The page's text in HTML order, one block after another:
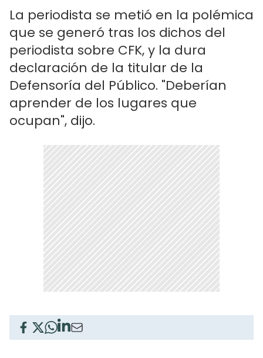
La periodista se metió en la polémica
que se generó tras los dichos del
periodista sobre CFK, y la dura
declaración de la titular de la
Defensoría del Público. "Deberían
aprender de los lugares que
ocupan", dijo.